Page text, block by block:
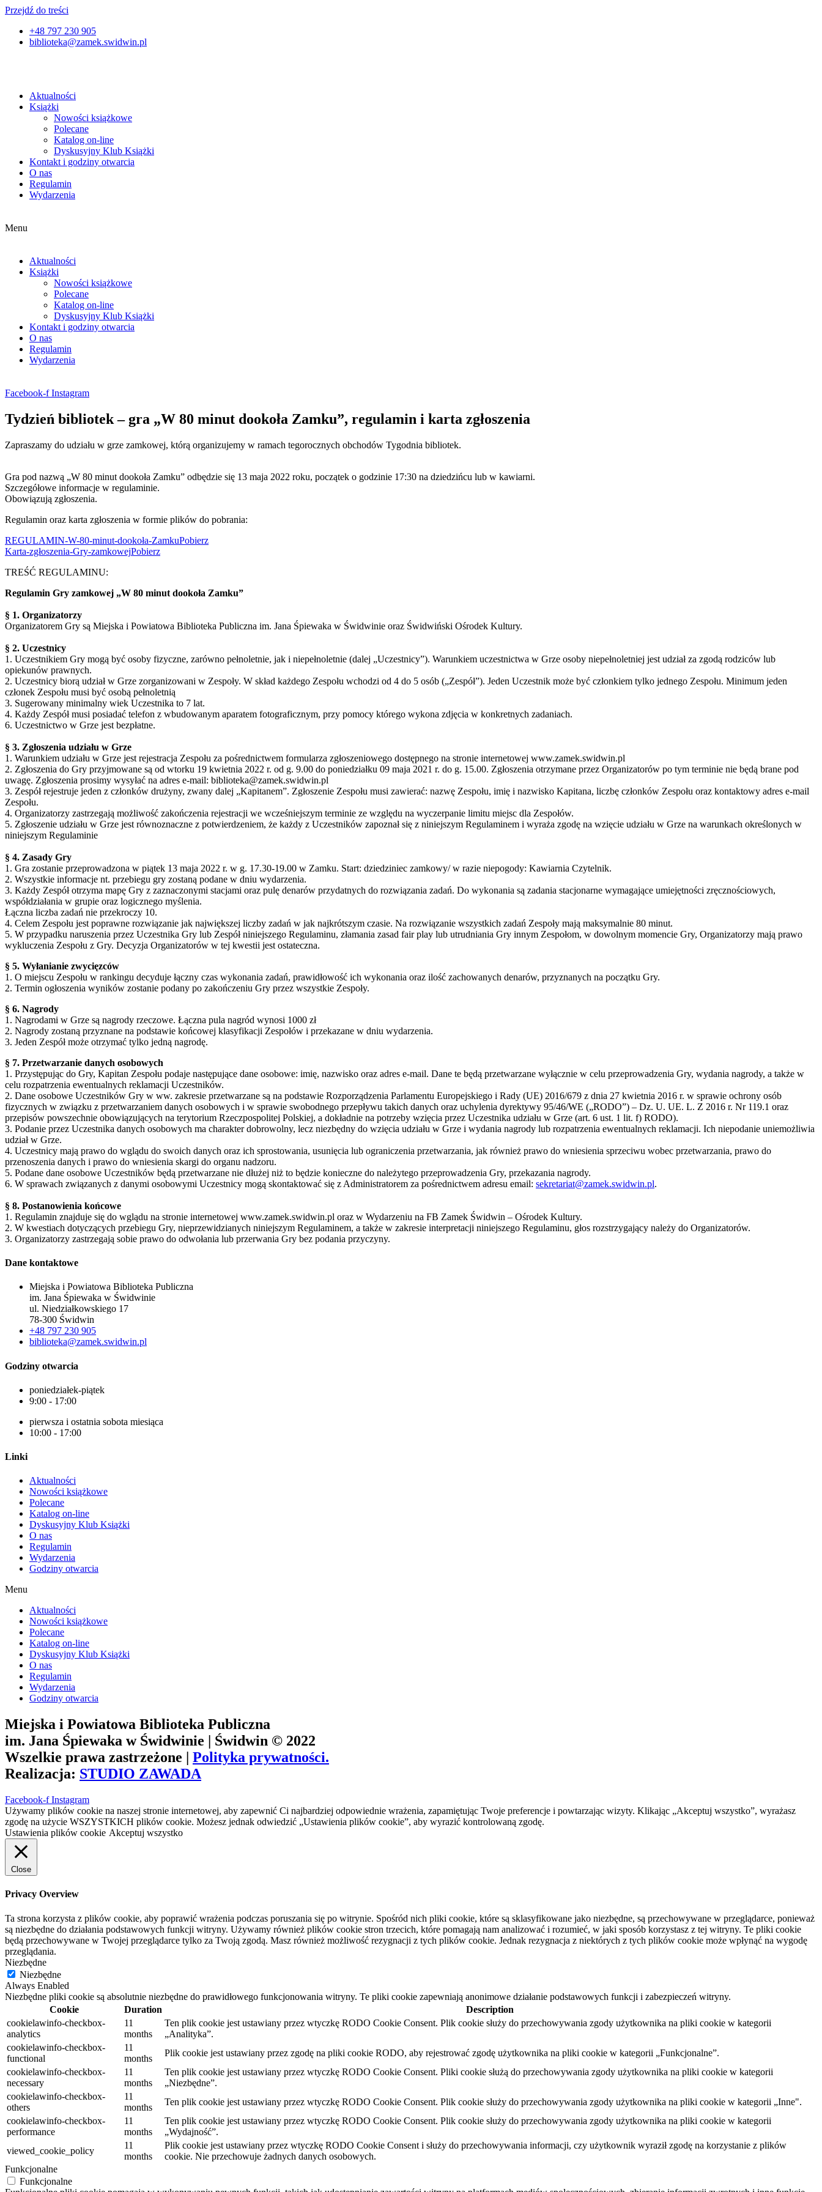
Przejdź do treści
+48 797 230 905
biblioteka@zamek.swidwin.pl
Aktualności
Książki
Nowości książkowe
Polecane
Katalog on-line
Dyskusyjny Klub Książki
Kontakt i godziny otwarcia
O nas
Regulamin
Wydarzenia
Menu
Aktualności
Książki
Nowości książkowe
Polecane
Katalog on-line
Dyskusyjny Klub Książki
Kontakt i godziny otwarcia
O nas
Regulamin
Wydarzenia
Facebook-f Instagram
Tydzień bibliotek – gra „W 80 minut dookoła Zamku”, regulamin i karta zgłoszenia
Zapraszamy do udziału w grze zamkowej, którą organizujemy w ramach tegorocznych obchodów Tygodnia bibliotek.
Gra pod nazwą „W 80 minut dookoła Zamku” odbędzie się 13 maja 2022 roku, początek o godzinie 17:30 na dziedzińcu lub w kawiarni.
Szczegółowe informacje w regulaminie.
Obowiązują zgłoszenia.
Regulamin oraz karta zgłoszenia w formie plików do pobrania:
REGULAMIN-W-80-minut-dookoła-ZamkuPobierz
Karta-zgłoszenia-Gry-zamkowejPobierz
TREŚĆ REGULAMINU:
Regulamin Gry zamkowej „W 80 minut dookoła Zamku”
§ 1. Organizatorzy
Organizatorem Gry są Miejska i Powiatowa Biblioteka Publiczna im. Jana Śpiewaka w Świdwinie oraz Świdwiński Ośrodek Kultury.
§ 2. Uczestnicy
1. Uczestnikiem Gry mogą być osoby fizyczne, zarówno pełnoletnie, jak i niepełnoletnie (dalej „Uczestnicy”). Warunkiem uczestnictwa w Grze osoby niepełnoletniej jest udział za zgodą rodziców lub
opiekunów prawnych.
2. Uczestnicy biorą udział w Grze zorganizowani w Zespoły. W skład każdego Zespołu wchodzi od 4 do 5 osób („Zespół”). Jeden Uczestnik może być członkiem tylko jednego Zespołu. Minimum jeden
członek Zespołu musi być osobą pełnoletnią
3. Sugerowany minimalny wiek Uczestnika to 7 lat.
4. Każdy Zespół musi posiadać telefon z wbudowanym aparatem fotograficznym, przy pomocy którego wykona zdjęcia w konkretnych zadaniach.
6. Uczestnictwo w Grze jest bezpłatne.
§ 3. Zgłoszenia udziału w Grze
1. Warunkiem udziału w Grze jest rejestracja Zespołu za pośrednictwem formularza zgłoszeniowego dostępnego na stronie internetowej www.zamek.swidwin.pl
2. Zgłoszenia do Gry przyjmowane są od wtorku 19 kwietnia 2022 r. od g. 9.00 do poniedziałku 09 maja 2021 r. do g. 15.00. Zgłoszenia otrzymane przez Organizatorów po tym terminie nie będą brane pod
uwagę. Zgłoszenia prosimy wysyłać na adres e-mail: biblioteka@zamek.swidwin.pl
3. Zespół rejestruje jeden z członków drużyny, zwany dalej „Kapitanem”. Zgłoszenie Zespołu musi zawierać: nazwę Zespołu, imię i nazwisko Kapitana, liczbę członków Zespołu oraz kontaktowy adres e-mail
Zespołu.
4. Organizatorzy zastrzegają możliwość zakończenia rejestracji we wcześniejszym terminie ze względu na wyczerpanie limitu miejsc dla Zespołów.
5. Zgłoszenie udziału w Grze jest równoznaczne z potwierdzeniem, że każdy z Uczestników zapoznał się z niniejszym Regulaminem i wyraża zgodę na wzięcie udziału w Grze na warunkach określonych w
niniejszym Regulaminie
§ 4. Zasady Gry
1. Gra zostanie przeprowadzona w piątek 13 maja 2022 r. w g. 17.30-19.00 w Zamku. Start: dziedziniec zamkowy/ w razie niepogody: Kawiarnia Czytelnik.
2. Wszystkie informacje nt. przebiegu gry zostaną podane w dniu wydarzenia.
3. Każdy Zespół otrzyma mapę Gry z zaznaczonymi stacjami oraz pulę denarów przydatnych do rozwiązania zadań. Do wykonania są zadania stacjonarne wymagające umiejętności zręcznościowych,
współdziałania w grupie oraz logicznego myślenia.
Łączna liczba zadań nie przekroczy 10.
4. Celem Zespołu jest poprawne rozwiązanie jak największej liczby zadań w jak najkrótszym czasie. Na rozwiązanie wszystkich zadań Zespoły mają maksymalnie 80 minut.
5. W przypadku naruszenia przez Uczestnika Gry lub Zespół niniejszego Regulaminu, złamania zasad fair play lub utrudniania Gry innym Zespołom, w dowolnym momencie Gry, Organizatorzy mają prawo
wykluczenia Zespołu z Gry. Decyzja Organizatorów w tej kwestii jest ostateczna.
§ 5. Wyłanianie zwycięzców
1. O miejscu Zespołu w rankingu decyduje łączny czas wykonania zadań, prawidłowość ich wykonania oraz ilość zachowanych denarów, przyznanych na początku Gry.
2. Termin ogłoszenia wyników zostanie podany po zakończeniu Gry przez wszystkie Zespoły.
§ 6. Nagrody
1. Nagrodami w Grze są nagrody rzeczowe. Łączna pula nagród wynosi 1000 zł
2. Nagrody zostaną przyznane na podstawie końcowej klasyfikacji Zespołów i przekazane w dniu wydarzenia.
3. Jeden Zespół może otrzymać tylko jedną nagrodę.
§ 7. Przetwarzanie danych osobowych
1. Przystępując do Gry, Kapitan Zespołu podaje następujące dane osobowe: imię, nazwisko oraz adres e-mail. Dane te będą przetwarzane wyłącznie w celu przeprowadzenia Gry, wydania nagrody, a także w
celu rozpatrzenia ewentualnych reklamacji Uczestników.
2. Dane osobowe Uczestników Gry w ww. zakresie przetwarzane są na podstawie Rozporządzenia Parlamentu Europejskiego i Rady (UE) 2016/679 z dnia 27 kwietnia 2016 r. w sprawie ochrony osób
fizycznych w związku z przetwarzaniem danych osobowych i w sprawie swobodnego przepływu takich danych oraz uchylenia dyrektywy 95/46/WE („RODO”) – Dz. U. UE. L. Z 2016 r. Nr 119.1 oraz
przepisów powszechnie obowiązujących na terytorium Rzeczpospolitej Polskiej, a dokładnie na potrzeby wzięcia przez Uczestnika udziału w Grze (art. 6 ust. 1 lit. f) RODO).
3. Podanie przez Uczestnika danych osobowych ma charakter dobrowolny, lecz niezbędny do wzięcia udziału w Grze i wydania nagrody lub rozpatrzenia ewentualnych reklamacji. Ich niepodanie uniemożliwia
udział w Grze.
4. Uczestnicy mają prawo do wglądu do swoich danych oraz ich sprostowania, usunięcia lub ograniczenia przetwarzania, jak również prawo do wniesienia sprzeciwu wobec przetwarzania, prawo do
przenoszenia danych i prawo do wniesienia skargi do organu nadzoru.
5. Podane dane osobowe Uczestników będą przetwarzane nie dłużej niż to będzie konieczne do należytego przeprowadzenia Gry, przekazania nagrody.
6. W sprawach związanych z danymi osobowymi Uczestnicy mogą skontaktować się z Administratorem za pośrednictwem adresu email: sekretariat@zamek.swidwin.pl.
§ 8. Postanowienia końcowe
1. Regulamin znajduje się do wglądu na stronie internetowej www.zamek.swidwin.pl oraz w Wydarzeniu na FB Zamek Świdwin – Ośrodek Kultury.
2. W kwestiach dotyczących przebiegu Gry, nieprzewidzianych niniejszym Regulaminem, a także w zakresie interpretacji niniejszego Regulaminu, głos rozstrzygający należy do Organizatorów.
3. Organizatorzy zastrzegają sobie prawo do odwołania lub przerwania Gry bez podania przyczyny.
Dane kontaktowe
Miejska i Powiatowa Biblioteka Publiczna
im. Jana Śpiewaka w Świdwinie
ul. Niedziałkowskiego 17
78-300 Świdwin
+48 797 230 905
biblioteka@zamek.swidwin.pl
Godziny otwarcia
poniedziałek-piątek
9:00 - 17:00
pierwsza i ostatnia sobota miesiąca
10:00 - 17:00
Linki
Aktualności
Nowości książkowe
Polecane
Katalog on-line
Dyskusyjny Klub Książki
O nas
Regulamin
Wydarzenia
Godziny otwarcia
Menu
Aktualności
Nowości książkowe
Polecane
Katalog on-line
Dyskusyjny Klub Książki
O nas
Regulamin
Wydarzenia
Godziny otwarcia
Miejska i Powiatowa Biblioteka Publiczna
im. Jana Śpiewaka w Świdwinie | Świdwin © 2022
Wszelkie prawa zastrzeżone | Polityka prywatności.
Realizacja: STUDIO ZAWADA
Facebook-f Instagram
Używamy plików cookie na naszej stronie internetowej, aby zapewnić Ci najbardziej odpowiednie wrażenia, zapamiętując Twoje preferencje i powtarzając wizyty. Klikając „Akceptuj wszystko”, wyrażasz
zgodę na użycie WSZYSTKICH plików cookie. Możesz jednak odwiedzić „Ustawienia plików cookie”, aby wyrazić kontrolowaną zgodę.
Ustawienia plików cookie Akceptuj wszystko
Close
Privacy Overview
Ta strona korzysta z plików cookie, aby poprawić wrażenia podczas poruszania się po witrynie. Spośród nich pliki cookie, które są sklasyfikowane jako niezbędne, są przechowywane w przeglądarce, ponieważ
są niezbędne do działania podstawowych funkcji witryny. Używamy również plików cookie stron trzecich, które pomagają nam analizować i rozumieć, w jaki sposób korzystasz z tej witryny. Te pliki cookie
będą przechowywane w Twojej przeglądarce tylko za Twoją zgodą. Masz również możliwość rezygnacji z tych plików cookie. Jednak rezygnacja z niektórych z tych plików cookie może wpłynąć na wygodę
przeglądania.
Niezbędne
Niezbędne
Always Enabled
Niezbędne pliki cookie są absolutnie niezbędne do prawidłowego funkcjonowania witryny. Te pliki cookie zapewniają anonimowe działanie podstawowych funkcji i zabezpieczeń witryny.
Cookie
Duration
Description
cookielawinfo-checkbox-
analytics
11
months
Ten plik cookie jest ustawiany przez wtyczkę RODO Cookie Consent. Plik cookie służy do przechowywania zgody użytkownika na pliki cookie w kategorii
„Analityka”.
cookielawinfo-checkbox-
functional
11
months
Plik cookie jest ustawiany przez zgodę na pliki cookie RODO, aby rejestrować zgodę użytkownika na pliki cookie w kategorii „Funkcjonalne”.
cookielawinfo-checkbox-
necessary
11
months
Ten plik cookie jest ustawiany przez wtyczkę RODO Cookie Consent. Pliki cookie służą do przechowywania zgody użytkownika na pliki cookie w kategorii
„Niezbędne”.
cookielawinfo-checkbox-
others
11
months
Ten plik cookie jest ustawiany przez wtyczkę RODO Cookie Consent. Plik cookie służy do przechowywania zgody użytkownika na pliki cookie w kategorii „Inne".
cookielawinfo-checkbox-
performance
11
months
Ten plik cookie jest ustawiany przez wtyczkę RODO Cookie Consent. Plik cookie służy do przechowywania zgody użytkownika na pliki cookie w kategorii
„Wydajność”.
viewed_cookie_policy
11
months
Plik cookie jest ustawiany przez wtyczkę RODO Cookie Consent i służy do przechowywania informacji, czy użytkownik wyraził zgodę na korzystanie z plików
cookie. Nie przechowuje żadnych danych osobowych.
Funkcjonalne
Funkcjonalne